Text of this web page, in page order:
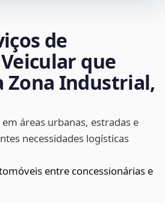
de
que
Zona Industrial,
áreas urbanas, estradas e
necessidades logísticas
entre concessionárias e